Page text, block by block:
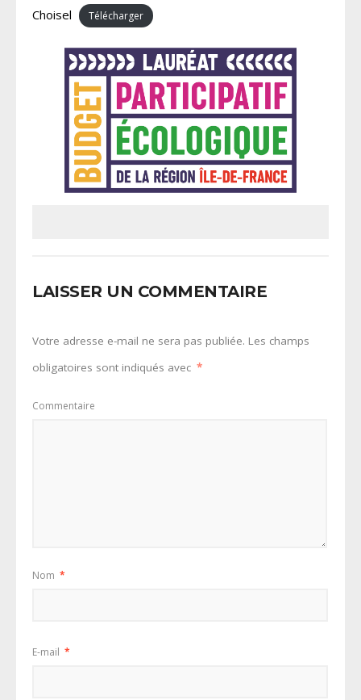
Choisel Télécharger
LAISSER UN COMMENTAIRE
Votre adresse e-mail ne sera pas publiée. Les champs
obligatoires sont indiqués avec *
Commentaire
Nom *
E-mail *